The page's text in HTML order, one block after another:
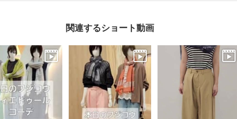
関連するショート動画